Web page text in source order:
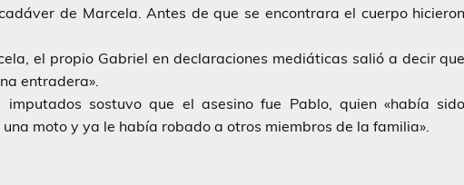
de Marcela. Antes de que se encontrara el cuerpo hicieron
el propio Gabriel en declaraciones mediáticas salió a decir que
entradera».
sostuvo que el asesino fue Pablo, quien «había sido
moto y ya le había robado a otros miembros de la familia».